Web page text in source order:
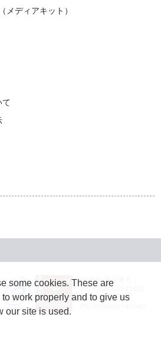
ディアキット）
て
JASRAC許諾番号：
9024936001Y45037
JASRAC許諾番号：
some cookies. These are
work properly and to give us
our site is used.